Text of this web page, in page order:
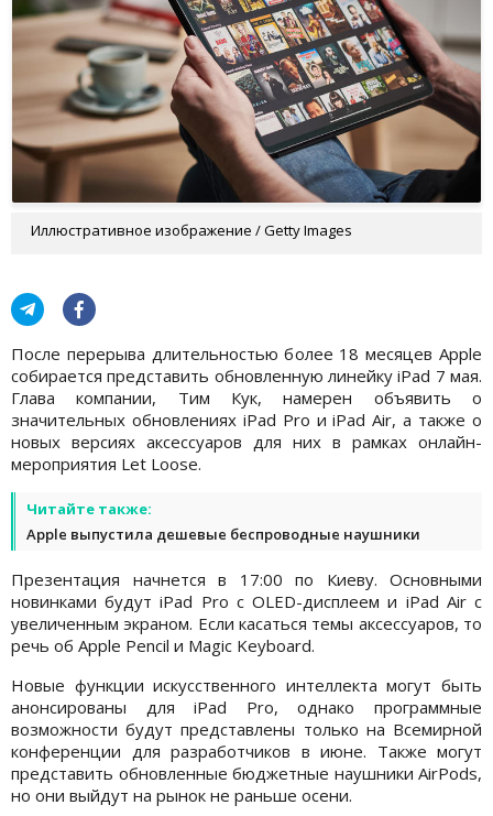
Иллюстративное изображение / Getty Images
После перерыва длительностью более 18 месяцев Apple
собирается представить обновленную линейку iPad 7 мая.
Глава компании, Тим Кук, намерен объявить о
значительных обновлениях iPad Pro и iPad Air, а также о
новых версиях аксессуаров для них в рамках онлайн-
мероприятия Let Loose.
Читайте также:
Apple выпустила дешевые беспроводные наушники
Презентация начнется в 17:00 по Киеву. Основными
новинками будут iPad Pro с OLED-дисплеем и iPad Air с
увеличенным экраном. Если касаться темы аксессуаров, то
речь об Apple Pencil и Magic Keyboard.
Новые функции искусственного интеллекта могут быть
анонсированы для iPad Pro, однако программные
возможности будут представлены только на Всемирной
конференции для разработчиков в июне. Также могут
представить обновленные бюджетные наушники AirPods,
но они выйдут на рынок не раньше осени.